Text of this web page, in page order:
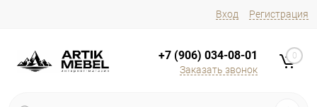
Вход Регистрация
+7 (906) 034-08-01
Заказать звонок
0